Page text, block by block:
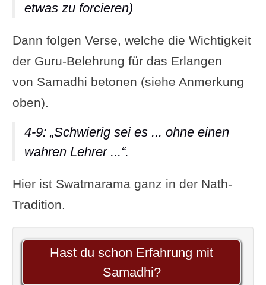
etwas zu forcieren)
Dann folgen Verse, welche die Wichtigkeit
der Guru-Belehrung für das Erlangen
von Samadhi betonen (siehe Anmerkung
oben).
4-9: „Schwierig sei es ... ohne einen
wahren Lehrer ...“.
Hier ist Swatmarama ganz in der Nath-
Tradition.
Hast du schon Erfahrung mit
Samadhi?